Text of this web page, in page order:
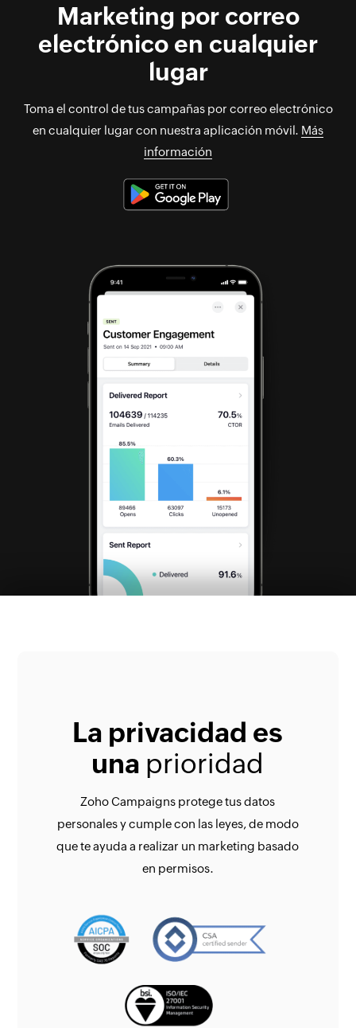
Marketing por correo
electrónico en cualquier
lugar
Toma el control de tus campañas por correo electrónico
en cualquier lugar con nuestra aplicación móvil. Más
información
La privacidad es
una prioridad
Zoho Campaigns protege tus datos
personales y cumple con las leyes, de modo
que te ayuda a realizar un marketing basado
en permisos.